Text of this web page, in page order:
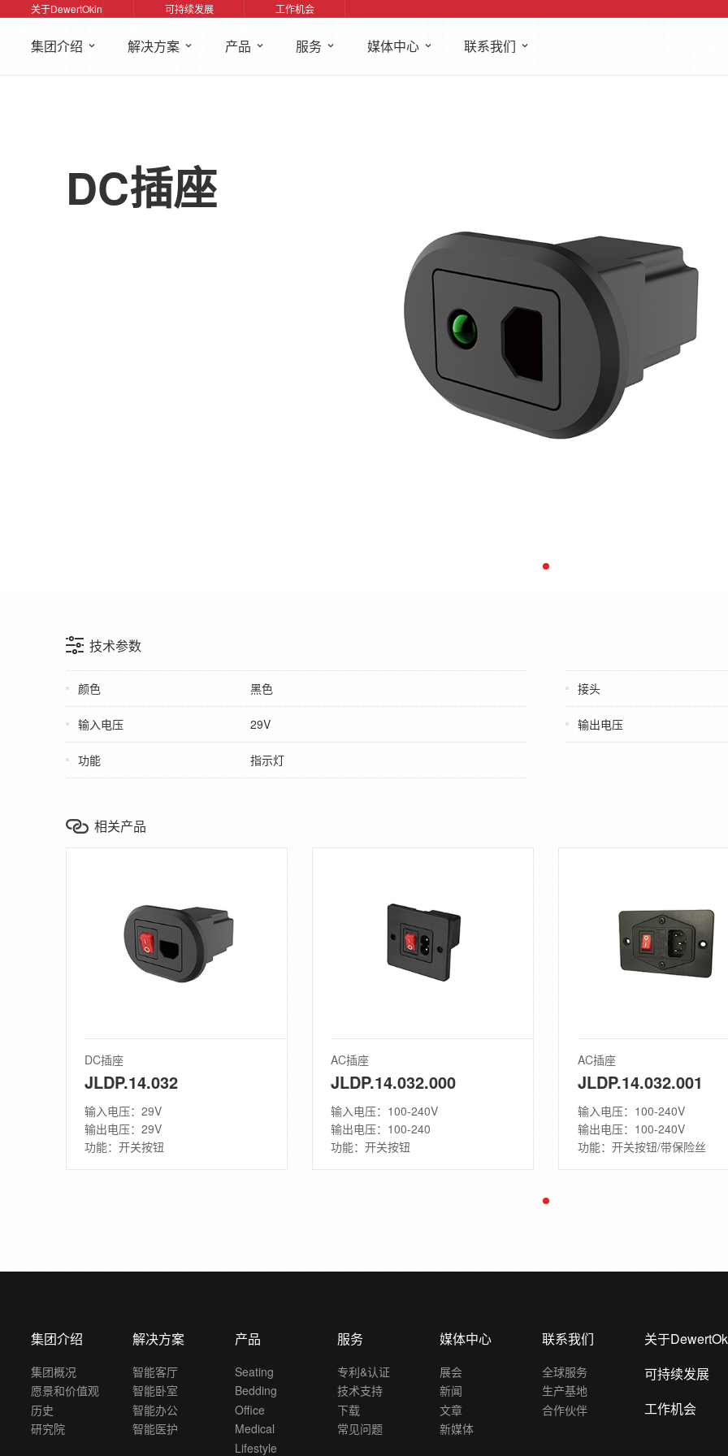
关于DewertOkin 可持续发展 工作机会
集团介绍 解决方案 产品 服务 媒体中心 联系我们
DC插座
技术参数
颜色 黑色 接头
输入电压 29V 输出电压
功能 指示灯
相关产品
DC插座
JLDP.14.032
输入电压：29V
输出电压：29V
功能：开关按钮
AC插座
JLDP.14.032.000
输入电压：100-240V
输出电压：100-240
功能：开关按钮
AC插座
JLDP.14.032.001
输入电压：100-240V
输出电压：100-240V
功能：开关按钮/带保险丝
集团介绍
集团概况
愿景和价值观
历史
研究院
解决方案
智能客厅
智能卧室
智能办公
智能医护
产品
Seating
Bedding
Office
Medical
Lifestyle
服务
专利&认证
技术支持
下载
常见问题
媒体中心
展会
新闻
文章
新媒体
联系我们
全球服务
生产基地
合作伙伴
关于
可持续发展
工作机会